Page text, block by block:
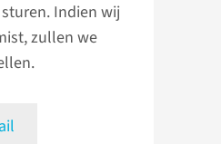
Indien wij
zullen we